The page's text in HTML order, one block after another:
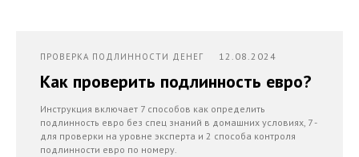
ПРОВЕРКА ПОДЛИННОСТИ ДЕНЕГ 12.08.2024
Как проверить подлинность евро?
Инструкция включает 7 способов как определить
подлинность евро без спец знаний в домашних условиях, 7 -
для проверки на уровне эксперта и 2 способа контроля
подлинности евро по номеру.